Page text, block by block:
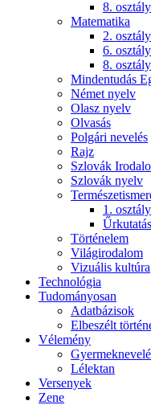
8. osztály
Matematika
2. osztály
6. osztály
8. osztály
Mindentudás
Német nyelv
Olasz nyelv
Olvasás
Polgári nevelés
Rajz
Szlovák
Szlovák nyelv
1. osztály
Űrkutatás
Történelem
Világirodalom
Vizuális kultúra
Technológia
Tudományosan
Adatbázisok
Elbeszélt
Vélemény
Lélektan
Versenyek
Zene